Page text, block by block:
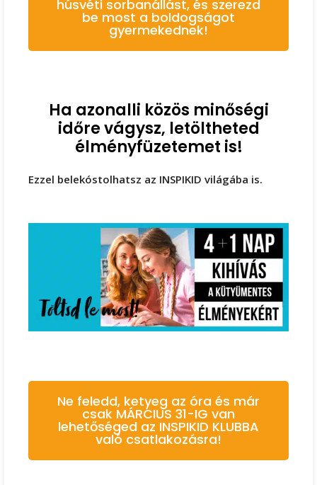
húsvéti sorbanállást, és szerezd
be most a boldogságot
gyermekednek!
Ha azonalli közös minőségi
időre vágysz, letöltheted
élményfüzetemet is!
Ezzel belekóstolhatsz az INSPIKID világába is.
Ne feledd, ketyeg az óra és már
csak MÁRCIUS 31-IG van
lehetőséged az INSPIKID KLUBBA
való csatlakozásra!